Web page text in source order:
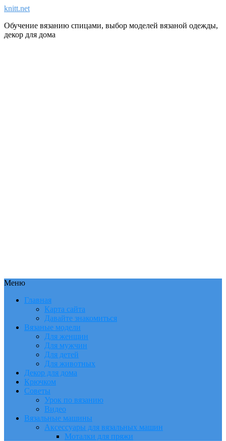
knitt.net
Обучение вязанию спицами, выбор моделей вязаной одежды,
декор для дома
Меню
Главная
Карта сайта
Давайте знакомиться
Вязаные модели
Для женщин
Для мужчин
Для детей
Для животных
Декор для дома
Крючком
Советы
Урок по вязанию
Видео
Вязальные машины
Аксессуары для вязальных машин
Моталки для пряжи